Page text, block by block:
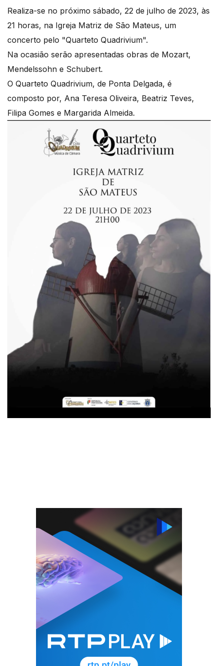
Realiza-se no próximo sábado, 22 de julho de 2023, às
21 horas, na Igreja Matriz de São Mateus, um
concerto pelo "Quarteto Quadrivium".
Na ocasião serão apresentadas obras de Mozart,
Mendelssohn e Schubert.
O Quarteto Quadrivium, de Ponta Delgada, é
composto por, Ana Teresa Oliveira, Beatriz Teves,
Filipa Gomes e Margarida Almeida.